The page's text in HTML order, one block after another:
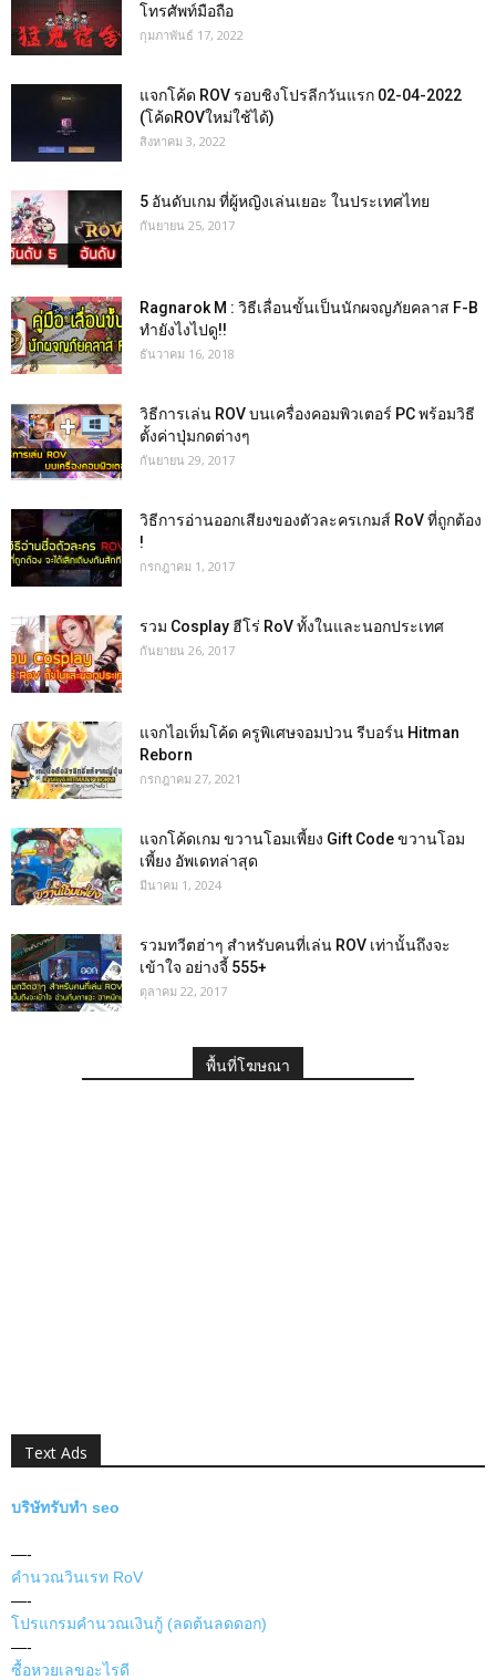
โทรศัพท์มือถือ
กุมภาพันธ์ 17, 2022
แจกโค้ด ROV รอบชิงโปรลีกวันแรก 02-04-2022
(โค้ดROVใหม่ใช้ได้)
สิงหาคม 3, 2022
5 อันดับเกม ที่ผู้หญิงเล่นเยอะ ในประเทศไทย
กันยายน 25, 2017
Ragnarok M : วิธีเลื่อนขั้นเป็นนักผจญภัยคลาส F-B
ทำยังไงไปดู!!
ธันวาคม 16, 2018
วิธีการเล่น ROV บนเครื่องคอมพิวเตอร์ PC พร้อมวิธี
ตั้งค่าปุ่มกดต่างๆ
กันยายน 29, 2017
วิธีการอ่านออกเสียงของตัวละครเกมส์ RoV ที่ถูกต้อง
!
กรกฎาคม 1, 2017
รวม Cosplay ฮีโร่ RoV ทั้งในและนอกประเทศ
กันยายน 26, 2017
แจกไอเท็มโค้ด ครูพิเศษจอมป่วน รีบอร์น Hitman
Reborn
กรกฎาคม 27, 2021
แจกโค้ดเกม ขวานโอมเพี้ยง Gift Code ขวานโอม
เพี้ยง อัพเดทล่าสุด
มีนาคม 1, 2024
รวมทวีตฮ่าๆ สำหรับคนที่เล่น ROV เท่านั้นถึงจะ
เข้าใจ อย่างจี้ 555+
ตุลาคม 22, 2017
พื้นที่โฆษณา
Text Ads
บริษัทรับทำ seo
—-
คำนวณวินเรท RoV
—-
โปรแกรมคำนวณเงินกู้ (ลดต้นลดดอก)
—-
ซื้อหวยเลขอะไรดี